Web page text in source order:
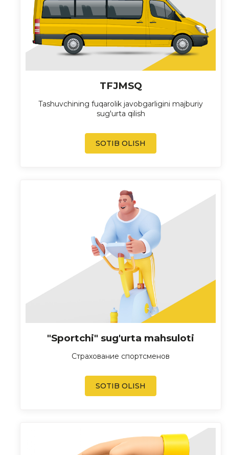
TFJMSQ
Tashuvchining fuqarolik javobgarligini majburiy
sug'urta qilish
SOTIB OLISH
"Sportchi" sug'urta mahsuloti
Страхование спортсменов
SOTIB OLISH